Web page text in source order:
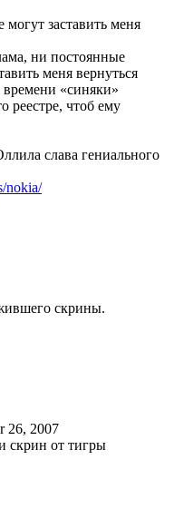
заставить меня
ни постоянные
меня вернуться
«синяки»
реестре, чтоб ему
слава гениального
nokia/
скрины.
26, 2007
скрин от тигры